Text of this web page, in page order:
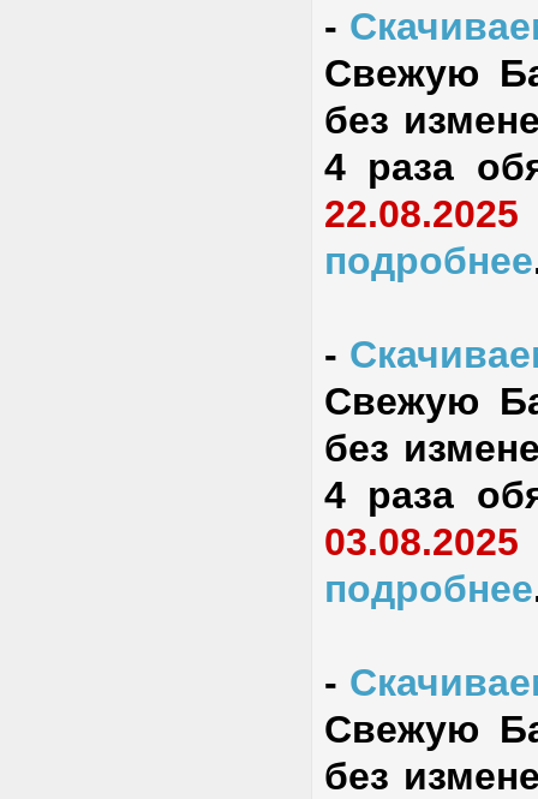
-
Свежую
без
4 раза
22.08.2025
подробнее
-
Свежую
без
4 раза
03.08.2025
подробнее
-
Свежую
без